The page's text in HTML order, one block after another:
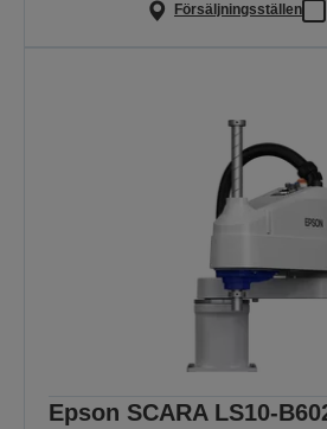
Försäljningsställen
Epson SCARA LS10-